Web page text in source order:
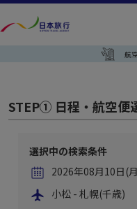
航
STEP① 日程・航空便
選択中の検索条件
2026年08月10日(
小松 - 札幌(千歳)